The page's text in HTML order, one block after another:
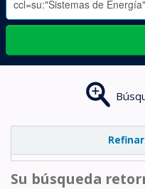
Su búsqueda